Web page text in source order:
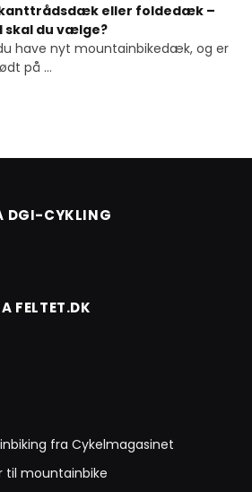
eller foldedæk –
skal du vælge?
have nyt mountainbikedæk, og er
på ...
DGI-CYKLING
FELTET.DK
fra Cykelmagasinet
til mountainbike